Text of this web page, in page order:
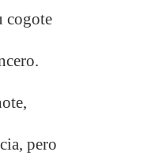
cogote
pero